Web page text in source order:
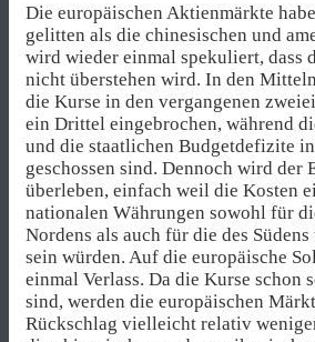
Die europäischen Aktienmärkte
gelitten als die chinesischen und
wird wieder einmal spekuliert, dass
nicht überstehen wird. In den
die Kurse in den vergangenen
ein Drittel eingebrochen, während
und die staatlichen Budgetdefizite
geschossen sind. Dennoch wird der
überleben, einfach weil die Kosten
nationalen Währungen sowohl für
Nordens als auch für die des
sein würden. Auf die europäische
einmal Verlass. Da die Kurse schon
sind, werden die europäischen
Rückschlag vielleicht relativ